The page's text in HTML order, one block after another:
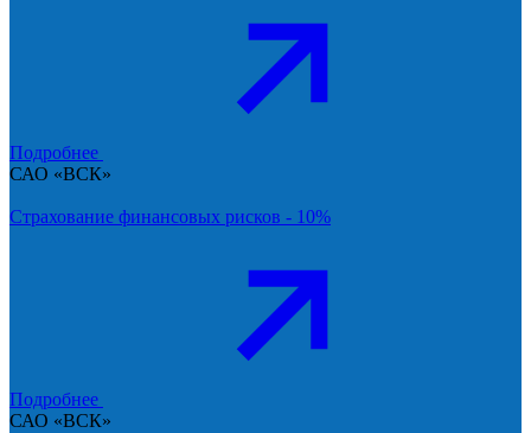
Подробнее
САО «ВСК»
Страхование финансовых рисков - 10%
Подробнее
САО «ВСК»